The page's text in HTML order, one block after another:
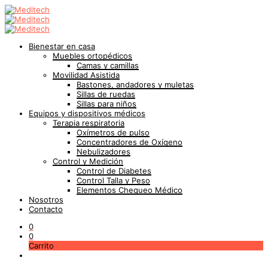
Bienestar en casa
Muebles ortopédicos
Camas y camillas
Movilidad Asistida
Bastones, andadores y muletas
Sillas de ruedas
Sillas para niños
Equipos y dispositivos médicos
Terapia respiratoria
Oxímetros de pulso
Concentradores de Oxígeno
Nebulizadores
Control y Medición
Control de Diabetes
Control Talla y Peso
Elementos Chequeo Médico
Nosotros
Contacto
0
0
Carrito